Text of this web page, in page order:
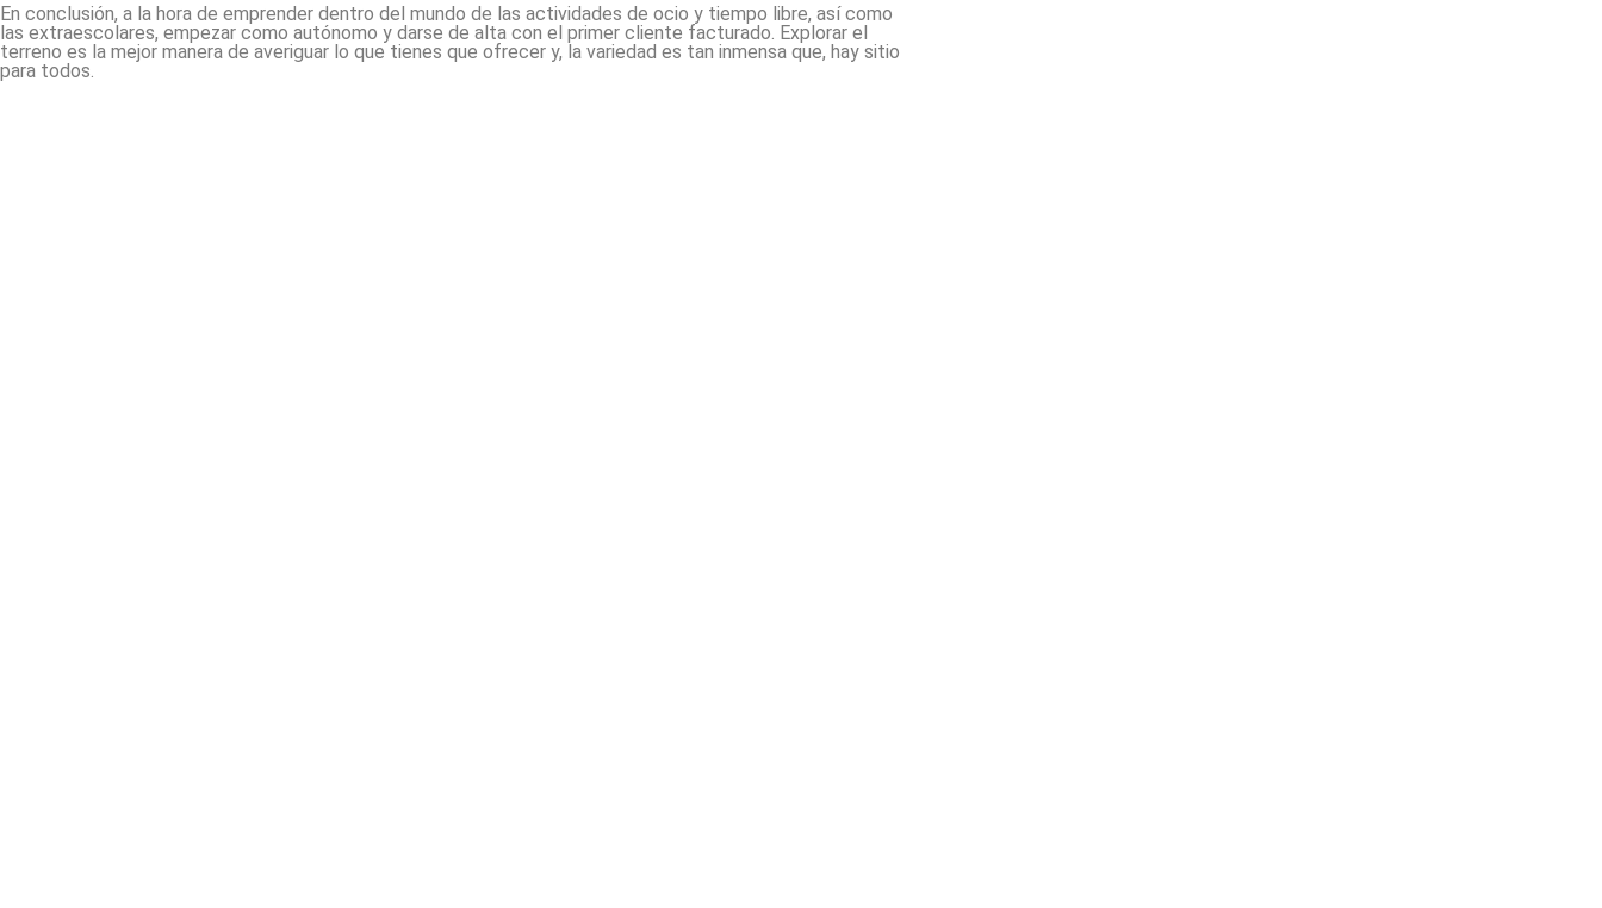
En conclusión, a la hora de emprender dentro del mundo de las actividades de ocio y tiempo libre, así como
las extraescolares, empezar como autónomo y darse de alta con el primer cliente facturado. Explorar el
terreno es la mejor manera de averiguar lo que tienes que ofrecer y, la variedad es tan inmensa que, hay sitio
para todos.